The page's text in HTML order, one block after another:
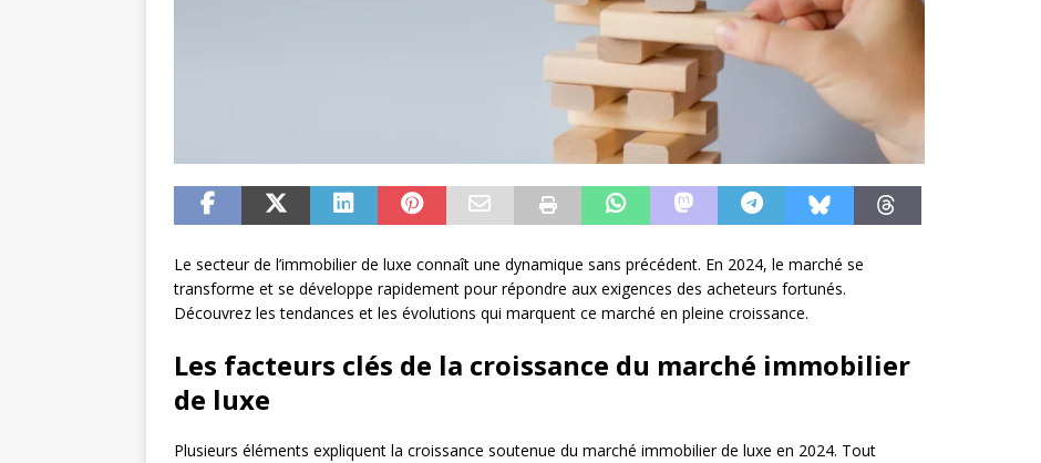
Le secteur de l’immobilier de luxe connaît une dynamique sans précédent. En 2024, le marché se
transforme et se développe rapidement pour répondre aux exigences des acheteurs fortunés.
Découvrez les tendances et les évolutions qui marquent ce marché en pleine croissance.
Les facteurs clés de la croissance du marché immobilier
de luxe
Plusieurs éléments expliquent la croissance soutenue du marché immobilier de luxe en 2024. Tout